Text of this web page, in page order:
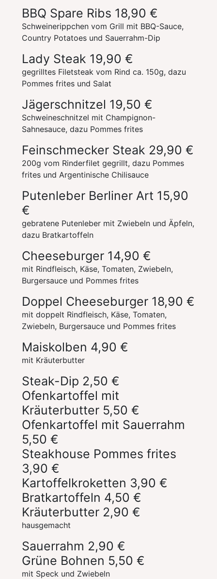
BBQ Spare Ribs 18,90 €
Schweinerippchen vom Grill mit BBQ-Sauce,
Country Potatoes und Sauerrahm-Dip
Lady Steak 19,90 €
gegrilltes Filetsteak vom Rind ca. 150g, dazu
Pommes frites und Salat
Jägerschnitzel 19,50 €
Schweineschnitzel mit Champignon-
Sahnesauce, dazu Pommes frites
Feinschmecker Steak 29,90 €
200g vom Rinderfilet gegrillt, dazu Pommes
frites und Argentinische Chilisauce
Putenleber Berliner Art 15,90
€
gebratene Putenleber mit Zwiebeln und Äpfeln,
dazu Bratkartoffeln
Cheeseburger 14,90 €
mit Rindfleisch, Käse, Tomaten, Zwiebeln,
Burgersauce und Pommes frites
Doppel Cheeseburger 18,90 €
mit doppelt Rindfleisch, Käse, Tomaten,
Zwiebeln, Burgersauce und Pommes frites
Maiskolben 4,90 €
mit Kräuterbutter
Steak-Dip 2,50 €
Ofenkartoffel mit
Kräuterbutter 5,50 €
Ofenkartoffel mit Sauerrahm
5,50 €
Steakhouse Pommes frites
3,90 €
Kartoffelkroketten 3,90 €
Bratkartoffeln 4,50 €
Kräuterbutter 2,90 €
hausgemacht
Sauerrahm 2,90 €
Grüne Bohnen 5,50 €
mit Speck und Zwiebeln